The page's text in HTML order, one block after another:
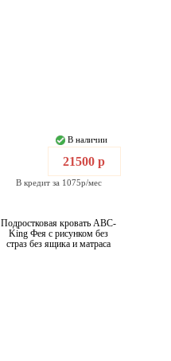
В наличии
21500 р
В кредит за 1075р/мес
Подростковая кровать ABC-
King Фея с рисунком без
страз без ящика и матраса